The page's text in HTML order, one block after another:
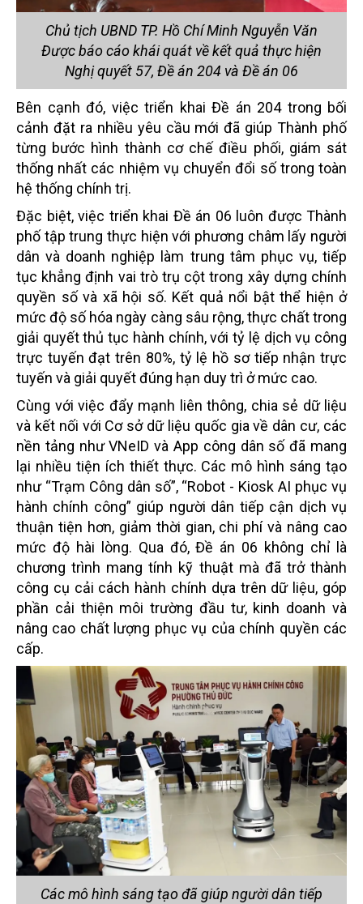
Chủ tịch UBND TP. Hồ Chí Minh Nguyễn Văn
Được báo cáo khái quát về kết quả thực hiện
Nghị quyết 57, Đề án 204 và Đề án 06
Bên cạnh đó, việc triển khai Đề án 204 trong bối
cảnh đặt ra nhiều yêu cầu mới đã giúp Thành phố
từng bước hình thành cơ chế điều phối, giám sát
thống nhất các nhiệm vụ chuyển đổi số trong toàn
hệ thống chính trị.
Đặc biệt, việc triển khai Đề án 06 luôn được Thành
phố tập trung thực hiện với phương châm lấy người
dân và doanh nghiệp làm trung tâm phục vụ, tiếp
tục khẳng định vai trò trụ cột trong xây dựng chính
quyền số và xã hội số. Kết quả nổi bật thể hiện ở
mức độ số hóa ngày càng sâu rộng, thực chất trong
giải quyết thủ tục hành chính, với tỷ lệ dịch vụ công
trực tuyến đạt trên 80%, tỷ lệ hồ sơ tiếp nhận trực
tuyến và giải quyết đúng hạn duy trì ở mức cao.
Cùng với việc đẩy mạnh liên thông, chia sẻ dữ liệu
và kết nối với Cơ sở dữ liệu quốc gia về dân cư, các
nền tảng như VNeID và App công dân số đã mang
lại nhiều tiện ích thiết thực. Các mô hình sáng tạo
như “Trạm Công dân số”, “Robot - Kiosk AI phục vụ
hành chính công” giúp người dân tiếp cận dịch vụ
thuận tiện hơn, giảm thời gian, chi phí và nâng cao
mức độ hài lòng. Qua đó, Đề án 06 không chỉ là
chương trình mang tính kỹ thuật mà đã trở thành
công cụ cải cách hành chính dựa trên dữ liệu, góp
phần cải thiện môi trường đầu tư, kinh doanh và
nâng cao chất lượng phục vụ của chính quyền các
cấp.
Các mô hình sáng tạo đã giúp người dân tiếp